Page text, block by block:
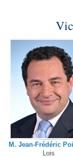
M. Jean-Frédéric
Lois